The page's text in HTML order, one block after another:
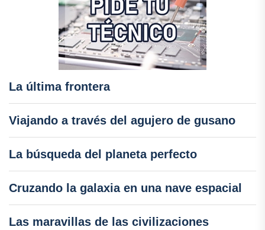
La última frontera
Viajando a través del agujero de gusano
La búsqueda del planeta perfecto
Cruzando la galaxia en una nave espacial
Las maravillas de las civilizaciones